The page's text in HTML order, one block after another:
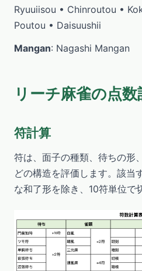
Ryuuiisou • Chinroutou •
Poutou • Daisuushii
Mangan: Nagashi Mangan
リーチ麻雀の点数
符計算
符は、面子の種類、待ちの形
どの構造を評価します。該当
な和了形を除き、10符単位で